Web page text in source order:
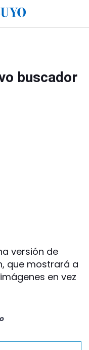
buscador
versión de
que mostrará a
en vez